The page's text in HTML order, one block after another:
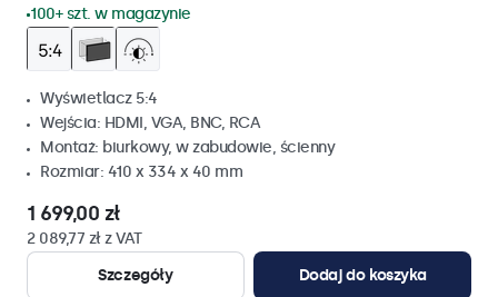
100+ szt. w magazynie
Wyświetlacz 5:4
Wejścia: HDMI, VGA, BNC, RCA
Montaż: biurkowy, w zabudowie, ścienny
Rozmiar: 410 x 334 x 40 mm
1 699,00 zł
2 089,77 zł z VAT
Szczegóły
Dodaj do koszyka